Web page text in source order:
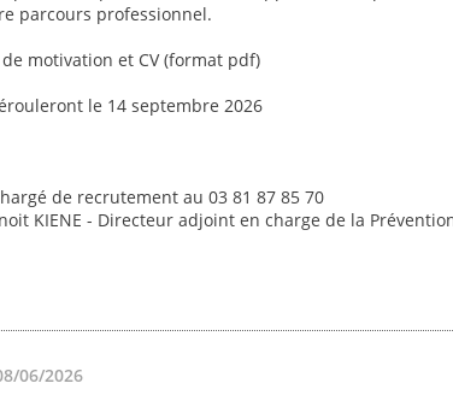
parcours professionnel.
motivation et CV (format pdf)
le 14 septembre 2026
de recrutement au 03 81 87 85 70
KIENE - Directeur adjoint en charge de la
06/2026